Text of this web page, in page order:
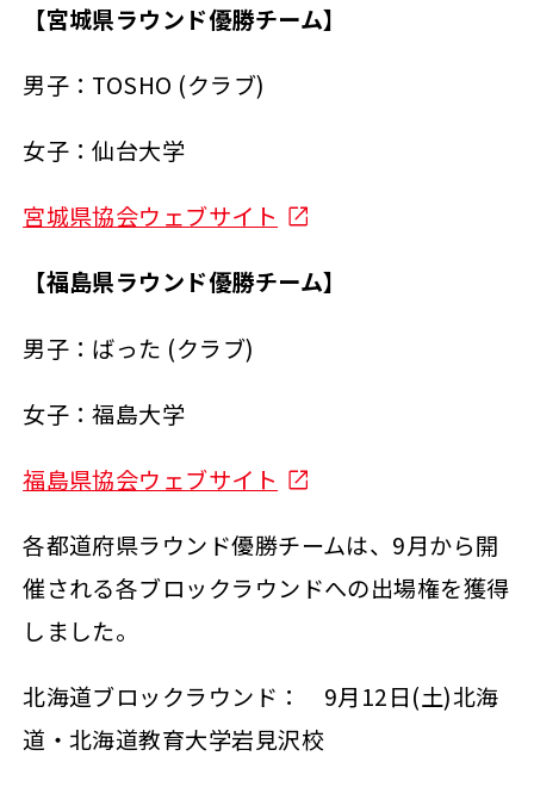
【宮城県ラウンド優勝チーム】
男子：TOSHO (クラブ)
女子：仙台大学
宮城県協会ウェブサイト
【福島県ラウンド優勝チーム】
男子：ばった (クラブ)
女子：福島大学
福島県協会ウェブサイト
各都道府県ラウンド優勝チームは、9月から開
催される各ブロックラウンドへの出場権を獲得
しました。
北海道ブロックラウンド： 9月12日(土)北海
道・北海道教育大学岩見沢校